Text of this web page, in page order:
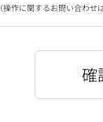
（操作に関するお問い合わ